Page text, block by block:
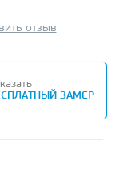
отзыв
ЗАМЕР